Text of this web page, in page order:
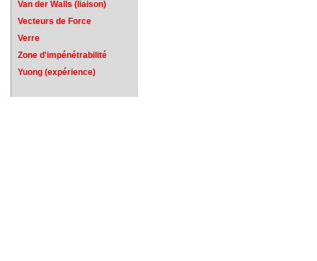
Van der Walls (liaison)
Vecteurs de Force
Verre
Zone d'impénétrabilité
Yuong (expérience)